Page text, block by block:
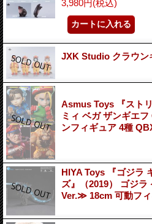
3,980円(税込)
JXK Studio クラウン
Asmus Toys 『スト
ミィ ベガ ザンギエ
ンフィギュア 4種
HIYA Toys 『ゴジラ
ズ』（2019） ゴジ
Ver.≫ 18cm 可動フ